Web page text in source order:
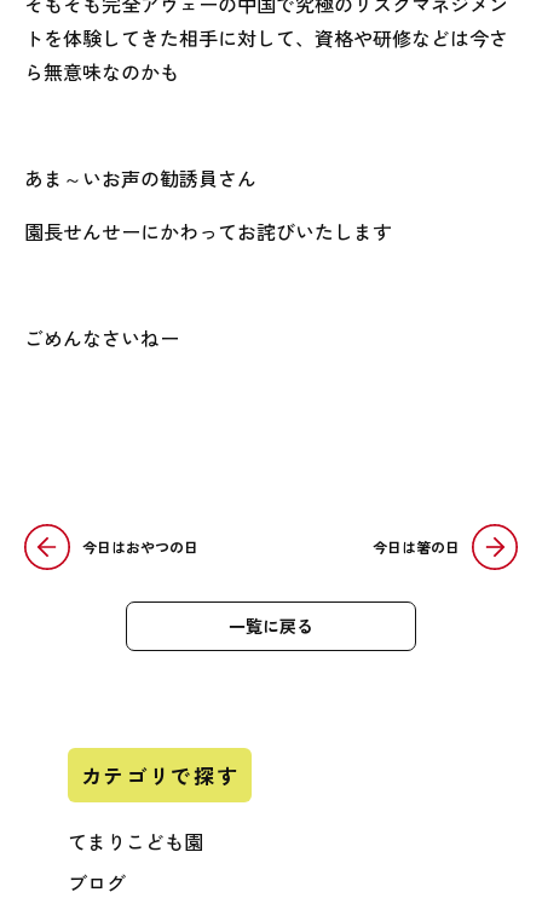
トを体験してきた相手に対して、資格や研修などは今さ
ら無意味なのかも
あま～いお声の勧誘員さん
園長せんせーにかわってお詫びいたします
ごめんなさいねー
今日はおやつの日
一覧に戻る
今日は箸の日
カテゴリで探す
てまりこども園
ブログ